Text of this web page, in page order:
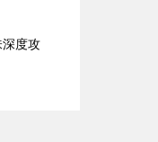
度攻